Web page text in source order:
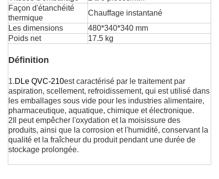
Façon d'étanchéité
thermique
Chauffage instantané
Les dimensions
480*340*340 mm
Poids net
17.5 kg
Définition
1.D Le QVC-210est caractérisé par le traitement par
aspiration, scellement, refroidissement, qui est utilisé dans
les emballages sous vide pour les industries alimentaire,
pharmaceutique, aquatique, chimique et électronique.
2Il peut empêcher l'oxydation et la moisissure des
produits, ainsi que la corrosion et l'humidité, conservant la
qualité et la fraîcheur du produit pendant une durée de
stockage prolongée.